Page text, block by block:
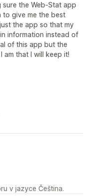
sure the Web-Stat app
give me the best
the app so that my
information instead of
of this app but the
am that I will keep it!
v jazyce Čeština.